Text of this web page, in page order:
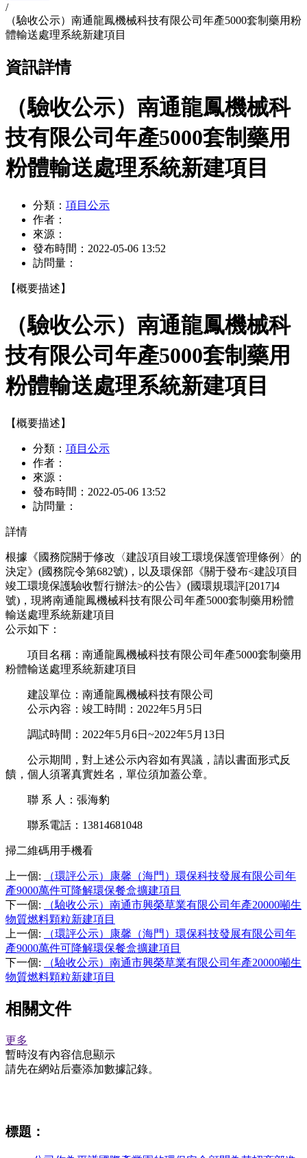
/
（驗收公示）南通龍鳳機械科技有限公司年產5000套制藥用粉
體輸送處理系統新建項目
資訊詳情
（驗收公示）南通龍鳳機械科
技有限公司年產5000套制藥用
粉體輸送處理系統新建項目
分類： 項目公示
作者：
來源：
發布時間： 2022-05-06 13:52
訪問量：
【概要描述】
（驗收公示）南通龍鳳機械科
技有限公司年產5000套制藥用
粉體輸送處理系統新建項目
【概要描述】
分類： 項目公示
作者：
來源：
發布時間： 2022-05-06 13:52
訪問量：
詳情
根據《國務院關于修改〈建設項目竣工環境保護管理條例〉的
決定》(國務院令第682號)，以及環保部《關于發布<建設項目
竣工環境保護驗收暫行辦法>的公告》(國環規環評[2017]4
號)，現將南通龍鳳機械科技有限公司年產5000套制藥用粉體
輸送處理系統新建項目
公示如下：
項目名稱：南通龍鳳機械科技有限公司年產5000套制藥用
粉體輸送處理系統新建項目
建設單位：南通龍鳳機械科技有限公司
公示內容：竣工時間：2022年5月5日
調試時間：2022年5月6日~2022年5月13日
公示期間，對上述公示內容如有異議，請以書面形式反
饋，個人須署真實姓名，單位須加蓋公章。
聯 系 人：張海豹
聯系電話：13814681048
掃二維碼用手機看
上一個:
（環評公示）康馨（海門）環保科技發展有限公司年
產9000萬件可降解環保餐盒擴建項目
下一個:
（驗收公示）南通市興榮草業有限公司年產20000噸生
物質燃料顆粒新建項目
上一個:
（環評公示）康馨（海門）環保科技發展有限公司年
產9000萬件可降解環保餐盒擴建項目
下一個:
（驗收公示）南通市興榮草業有限公司年產20000噸生
物質燃料顆粒新建項目
相關文件
更多
暫時沒有內容信息顯示
請先在網站后臺添加數據記錄。
標題：